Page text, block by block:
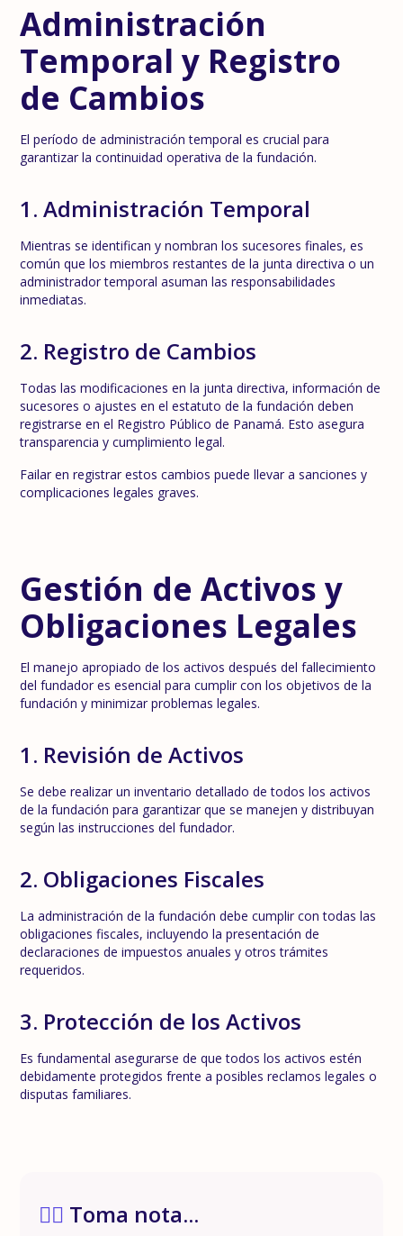
Administración
Temporal y Registro
de Cambios
El período de administración temporal es crucial para
garantizar la continuidad operativa de la fundación.
1. Administración Temporal
Mientras se identifican y nombran los sucesores finales, es
común que los miembros restantes de la junta directiva o un
administrador temporal asuman las responsabilidades
inmediatas.
2. Registro de Cambios
Todas las modificaciones en la junta directiva, información de
sucesores o ajustes en el estatuto de la fundación deben
registrarse en el Registro Público de Panamá. Esto asegura
transparencia y cumplimiento legal.
Failar en registrar estos cambios puede llevar a sanciones y
complicaciones legales graves.
Gestión de Activos y
Obligaciones Legales
El manejo apropiado de los activos después del fallecimiento
del fundador es esencial para cumplir con los objetivos de la
fundación y minimizar problemas legales.
1. Revisión de Activos
Se debe realizar un inventario detallado de todos los activos
de la fundación para garantizar que se manejen y distribuyan
según las instrucciones del fundador.
2. Obligaciones Fiscales
La administración de la fundación debe cumplir con todas las
obligaciones fiscales, incluyendo la presentación de
declaraciones de impuestos anuales y otros trámites
requeridos.
3. Protección de los Activos
Es fundamental asegurarse de que todos los activos estén
debidamente protegidos frente a posibles reclamos legales o
disputas familiares.
✍🏼 Toma nota...